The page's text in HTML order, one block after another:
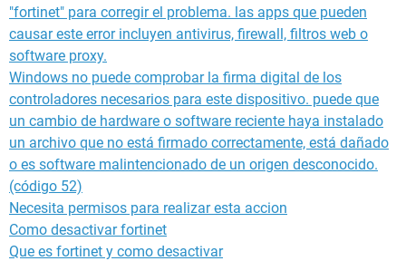
"fortinet" para corregir el problema. las apps que pueden
causar este error incluyen antivirus, firewall, filtros web o
software proxy.
Windows no puede comprobar la firma digital de los
controladores necesarios para este dispositivo. puede que
un cambio de hardware o software reciente haya instalado
un archivo que no está firmado correctamente, está dañado
o es software malintencionado de un origen desconocido.
(código 52)
Necesita permisos para realizar esta accion
Como desactivar fortinet
Que es fortinet y como desactivar